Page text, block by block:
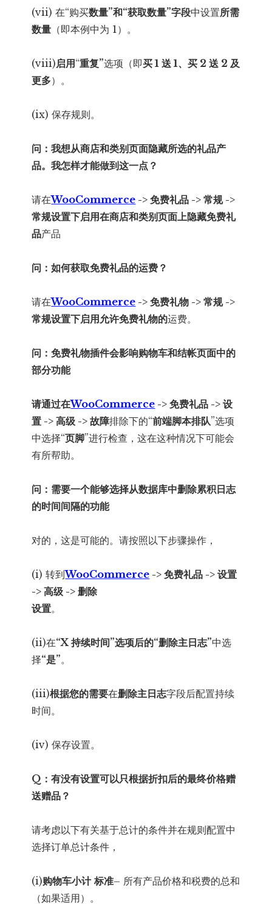
(vii) 在“购买数量”和“获取数量”字段中设置所需
数量 （即本例中为 1）。
(viii)启用 “重复”选项（即买 1 送 1、买 2 送 2 及
更多）。
(ix) 保存规则。
问：我想从商店和类别页面隐藏所选的礼品产
品。我怎样才能做到这一点？
请在WooCommerce -> 免费礼品 -> 常规 ->
常规设置下启用在商店和类别页面上隐藏免费礼
品产品
问：如何获取免费礼品的运费？
请在WooCommerce -> 免费礼物 -> 常规 ->
常规设置下启用 允许免费礼物的运费。
问：免费礼物插件会影响购物车和结帐页面中的
部分功能
请通过在WooCommerce -> 免费礼品 -> 设
置 -> 高级 -> 故障排除下的“前端脚本排队”选项
中选择“页脚”进行检查，这在这种情况下可能会
有所帮助。
问：需要一个能够选择从数据库中删除累积日志
的时间间隔的功能
对的，这是可能的。请按照以下步骤操作，
(i) 转到WooCommerce -> 免费礼品 -> 设置
-> 高级 -> 删除
设置。
(ii)在“X 持续时间”选项后的“删除主日志”中选
择“是”。
(iii)根据您的需要在删除主日志字段后配置持续
时间。
(iv) 保存设置。
Q：有没有设置可以只根据折扣后的最终价格赠
送赠品？
请考虑以下有关基于总计的条件并在规则配置中
选择订单总计条件，
(i)购物车小计 标准– 所有产品价格和税费的总和
（如果适用）。